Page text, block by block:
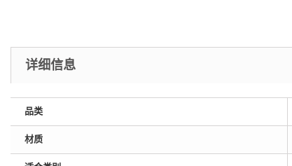
详细信息
品类
材质